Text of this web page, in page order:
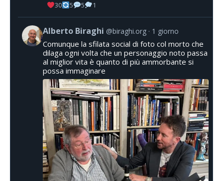
30 5 5 1
Alberto Biraghi @biraghi.org 1 giorno
Comunque la sfilata social di foto col morto che
dilaga ogni volta che un personaggio noto passa
al miglior vita è quanto di più ammorbante si
possa immaginare